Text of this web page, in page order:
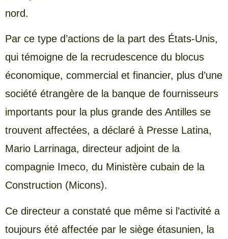
nord.
Par ce type d’actions de la part des États-Unis,
qui témoigne de la recrudescence du blocus
économique, commercial et financier, plus d’une
société étrangère de la banque de fournisseurs
importants pour la plus grande des Antilles se
trouvent affectées, a déclaré à Presse Latina,
Mario Larrinaga, directeur adjoint de la
compagnie Imeco, du Ministère cubain de la
Construction (Micons).
Ce directeur a constaté que même si l’activité a
toujours été affectée par le siège étasunien, la